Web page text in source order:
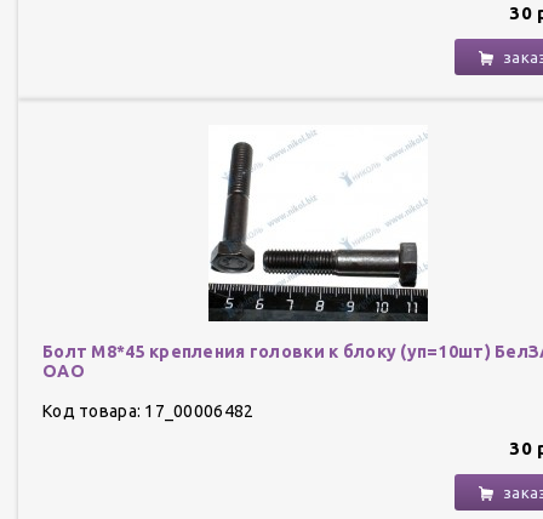
30
Болт М8*45 крепления головки к блоку (уп=10шт)
ОАО
Код товара: 17_00006482
30